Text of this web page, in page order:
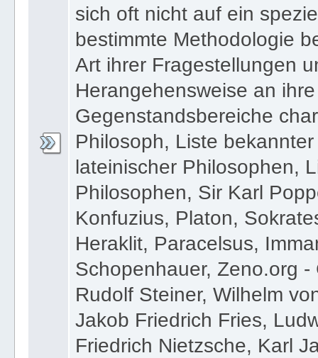
sich oft nicht auf ein
bestimmte Methodologie
Art ihrer Fragestellungen
Herangehensweise an
Gegenstandsbereiche
Philosoph, Liste
lateinischer Philosophen,
Philosophen, Sir Karl
Konfuzius, Platon,
Heraklit, Paracelsus,
Schopenhauer, Zeno.org
Rudolf Steiner, Wilhelm
Jakob Friedrich Fries,
Friedrich Nietzsche, Karl